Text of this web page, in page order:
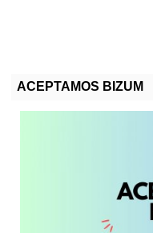
ACEPTAMOS BIZUM